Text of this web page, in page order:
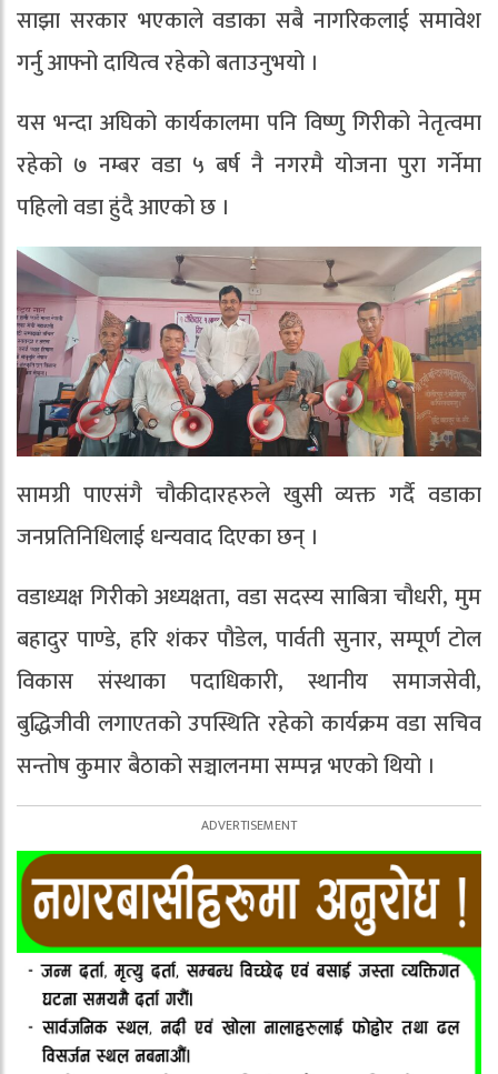
साझा सरकार भएकाले वडाका सबै नागरिकलाई समावेश
गर्नु आफ्नो दायित्व रहेको बताउनुभयो ।
यस भन्दा अघिको कार्यकालमा पनि विष्णु गिरीको नेतृत्वमा
रहेको ७ नम्बर वडा ५ बर्ष नै नगरमै योजना पुरा गर्नेमा
पहिलो वडा हुंदै आएको छ ।
सामग्री पाएसंगै चौकीदारहरुले खुसी व्यक्त गर्दै वडाका
जनप्रतिनिधिलाई धन्यवाद दिएका छन् ।
वडाध्यक्ष गिरीको अध्यक्षता, वडा सदस्य साबित्रा चौधरी, मुम
बहादुर पाण्डे, हरि शंकर पौडेल, पार्वती सुनार, सम्पूर्ण टोल
विकास संस्थाका पदाधिकारी, स्थानीय समाजसेवी,
बुद्धिजीवी लगाएतको उपस्थिति रहेको कार्यक्रम वडा सचिव
सन्तोष कुमार बैठाको सञ्चालनमा सम्पन्न भएको थियो ।